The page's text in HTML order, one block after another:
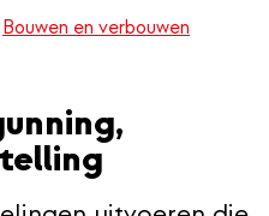
Bouwen en verbouwen